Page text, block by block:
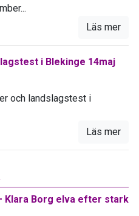
Läs mer
i Blekinge 14maj
och landslagstest i
Läs mer
Klara Borg elva efter stark